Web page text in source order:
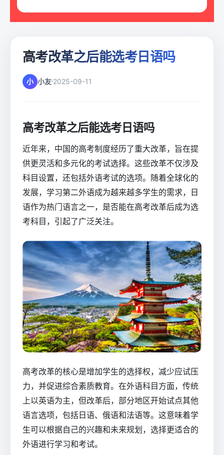
高考改革之后能选考日语吗
小 小友 2025-09-11
高考改革之后能选考日语吗
近年来，中国的高考制度经历了重大改革，旨在提
供更灵活和多元化的考试选择。这些改革不仅涉及
科目设置，还包括外语考试的选项。随着全球化的
发展，学习第二外语成为越来越多学生的需求，日
语作为热门语言之一，是否能在高考改革后成为选
考科目，引起了广泛关注。
高考改革的核心是增加学生的选择权，减少应试压
力，并促进综合素质教育。在外语科目方面，传统
上以英语为主，但改革后，部分地区开始试点其他
语言选项，包括日语、俄语和法语等。这意味着学
生可以根据自己的兴趣和未来规划，选择更适合的
外语进行学习和考试。